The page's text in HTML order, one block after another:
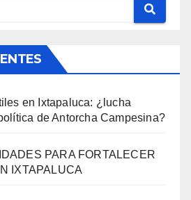
en Ixtapaluca: ¿lucha
de Antorcha Campesina?
PARA FORTALECER
IXTAPALUCA